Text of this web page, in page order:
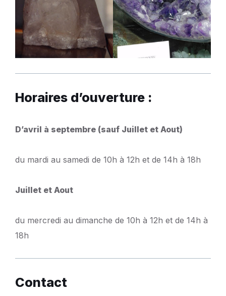
Horaires d’ouverture :
D’avril à septembre (sauf Juillet et Aout)
du mardi au samedi de 10h à 12h et de 14h à 18h
Juillet et Aout
du mercredi au dimanche de 10h à 12h et de 14h à
18h
Contact